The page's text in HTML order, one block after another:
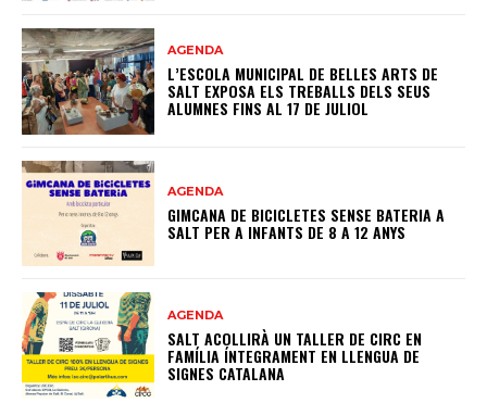
AGENDA
L’ESCOLA MUNICIPAL DE BELLES ARTS DE
SALT EXPOSA ELS TREBALLS DELS SEUS
ALUMNES FINS AL 17 DE JULIOL
AGENDA
GIMCANA DE BICICLETES SENSE BATERIA A
SALT PER A INFANTS DE 8 A 12 ANYS
AGENDA
SALT ACOLLIRÀ UN TALLER DE CIRC EN
FAMÍLIA ÍNTEGRAMENT EN LLENGUA DE
SIGNES CATALANA